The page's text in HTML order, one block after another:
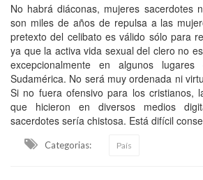
No habrá diáconas, mujeres sacerdotes
son miles de años de repulsa a las
pretexto del celibato es válido sólo para
ya que la activa vida sexual del clero no
excepcionalmente en algunos
Sudamérica. No será muy ordenada ni
Si no fuera ofensivo para los cristianos,
que hicieron en diversos medios
sacerdotes sería chistosa. Está difícil
Categorias: País